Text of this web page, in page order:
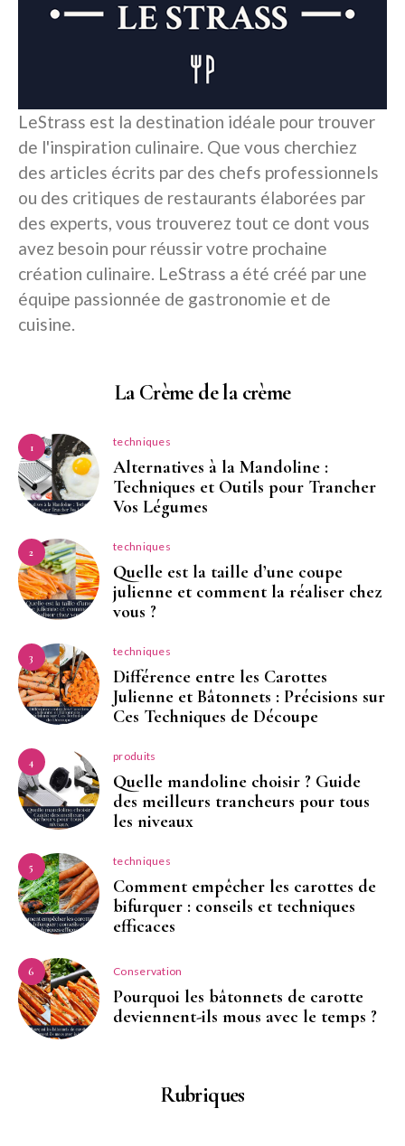
LeStrass est la destination idéale pour trouver
de l'inspiration culinaire. Que vous cherchiez
des articles écrits par des chefs professionnels
ou des critiques de restaurants élaborées par
des experts, vous trouverez tout ce dont vous
avez besoin pour réussir votre prochaine
création culinaire. LeStrass a été créé par une
équipe passionnée de gastronomie et de
cuisine.
La Crème de la crème
1 techniques
Alternatives à la Mandoline :
Techniques et Outils pour Trancher
Vos Légumes
2 techniques
Quelle est la taille d’une coupe
julienne et comment la réaliser chez
vous ?
3 techniques
Différence entre les Carottes
Julienne et Bâtonnets : Précisions sur
Ces Techniques de Découpe
4 produits
Quelle mandoline choisir ? Guide
des meilleurs trancheurs pour tous
les niveaux
5 techniques
Comment empêcher les carottes de
bifurquer : conseils et techniques
efficaces
6 Conservation
Pourquoi les bâtonnets de carotte
deviennent-ils mous avec le temps ?
Rubriques